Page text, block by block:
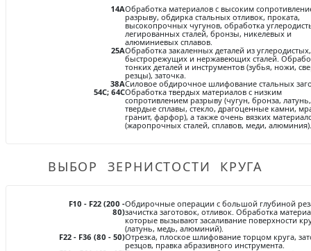
Сегменты шлифовальные
Бруски шлифовальные
Головки шлифовальные
Абразивы на
Скачать каталог
Фибровые диски
Коралловые
Статьи и публикации о нашей компании
Новости компании
Связаться с нами
Форма обратной связи
Часто задаваемые вопросы
изготовения, возврате товара, контактной
информации, и многое другое.
События завода
Оставьте свой отзыв
Текущие вакансии, Анкета соискателей
Корпоративная информация
акционеров, Документы о праве собственности
14AОбработка материалов с высоким
разрыву, обдирка стальных отливок, проката,
высокопрочных чугунов, обработка
легированных сталей, бронзы, никелевых и
алюминиевых сплавов.
25AОбработка закаленных деталей из углеродистых,
быстрорежущих и нержавеющих сталей.
тонких деталей и инструментов (зубья, ножи,
резцы), заточка.
38AСиловое обдирочное шлифование стальных
54C; 64CОбработка твердых материалов с низким
сопротивлением разрыву (чугун, бронза, латунь,
твердые сплавы, стекло, драгоценные камни,
гранит, фарфор), а также очень вязких
(жаропрочных сталей, сплавов, меди, алюминия).
ВЫБОР ЗЕРНИСТОСТИ КРУГА
F10 - F22 (200 -
80)
Обдирочные операции с большой глубиной
зачистка заготовок, отливок. Обработка
которые вызывают засаливание поверхности
(латунь, медь, алюминий).
F22 - F36 (80 - 50)Отрезка, плоское шлифование торцом круга,
резцов, правка абразивного инструмента.